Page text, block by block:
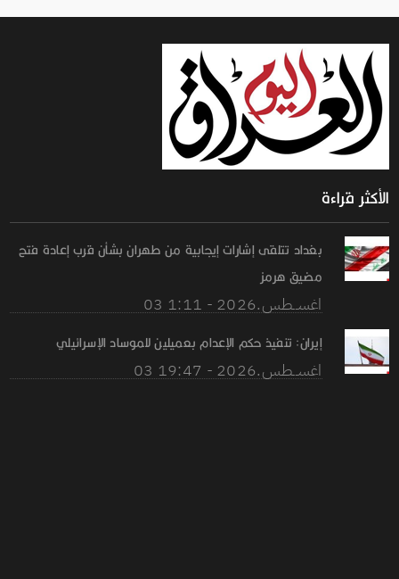
الأكثر قراءة
بغداد تتلقى إشارات إيجابية من طهران بشأن قرب إعادة فتح
مضيق هرمز
03 اغســطس.2026 - 1:11
إيران: تنفيذ حكم الإعدام بعميلين للموساد الإسرائيلي
03 اغســطس.2026 - 19:47